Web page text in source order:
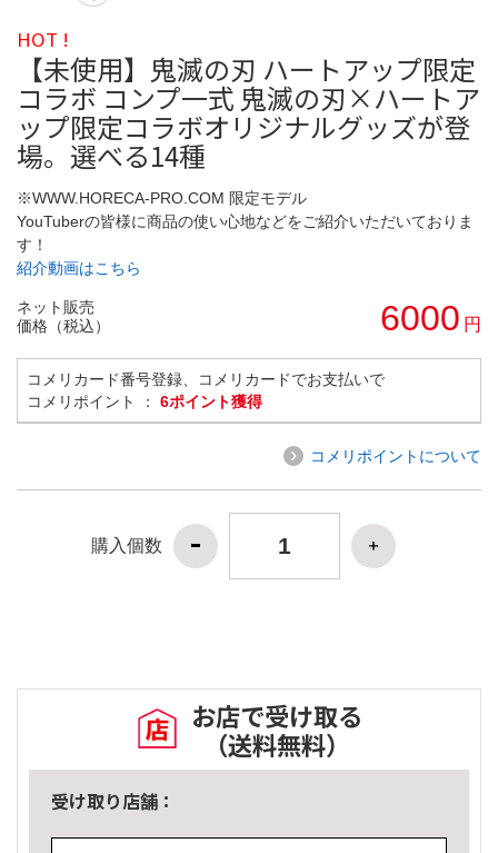
HOT !
【未使用】鬼滅の刃 ハートアップ限定
コラボ コンプ一式 鬼滅の刃×ハートア
ップ限定コラボオリジナルグッズが登
場。選べる14種
※WWW.HORECA-PRO.COM 限定モデル
YouTuberの皆様に商品の使い心地などをご紹介いただいておりま
す！
紹介動画はこちら
ネット販売
価格（税込）
6000 円
コメリカード番号登録、コメリカードでお支払いで
コメリポイント ： 6ポイント獲得
コメリポイントについて
購入個数
お店で受け取る
（送料無料）
受け取り店舗：